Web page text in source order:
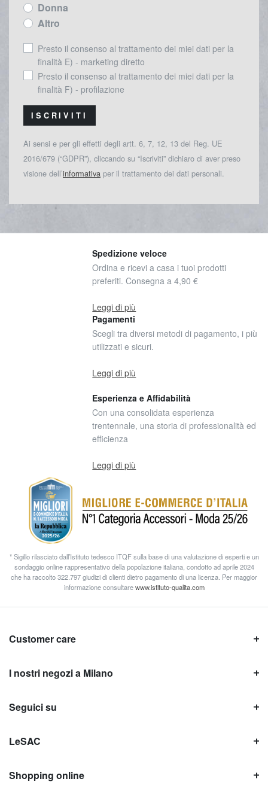
Donna
Altro
Presto il consenso al trattamento dei miei dati per la
finalità E) - marketing diretto
Presto il consenso al trattamento dei miei dati per la
finalità F) - profilazione
ISCRIVITI
Ai sensi e per gli effetti degli artt. 6, 7, 12, 13 del Reg. UE
2016/679 (“GDPR”), cliccando su “Iscriviti” dichiaro di aver preso
visione dell’informativa per il trattamento dei dati personali.
Spedizione veloce
Ordina e ricevi a casa i tuoi prodotti
preferiti. Consegna a 4,90 €
Leggi di più
Pagamenti
Scegli tra diversi metodi di pagamento, i più
utilizzati e sicuri.
Leggi di più
Esperienza e Affidabilità
Con una consolidata esperienza
trentennale, una storia di professionalità ed
efficienza
Leggi di più
* Sigillo rilasciato dall’Istituto tedesco ITQF sulla base di una valutazione di esperti e un
sondaggio online rappresentativo della popolazione italiana, condotto ad aprile 2024
che ha raccolto 322.797 giudizi di clienti dietro pagamento di una licenza. Per maggior
informazione consultarewww.istituto-qualita.com
Customer care
I nostri negozi a Milano
Seguici su
LeSAC
Shopping online